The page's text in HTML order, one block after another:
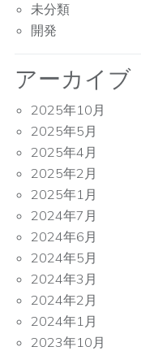
未分類
開発
アーカイブ
2025年10月
2025年5月
2025年4月
2025年2月
2025年1月
2024年7月
2024年6月
2024年5月
2024年3月
2024年2月
2024年1月
2023年10月